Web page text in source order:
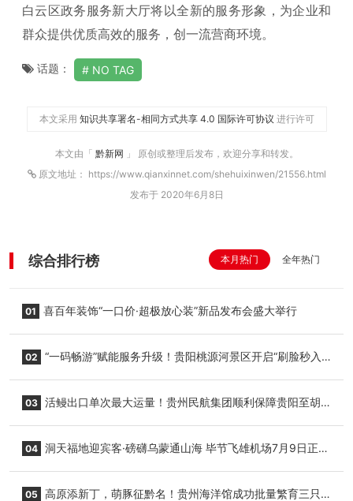
白云区政务服务新大厅将以全新的服务形象，为企业和
群众提供优质高效的服务，创一流营商环境。
话题： NO TAG
本文采用 知识共享署名-相同方式共享 4.0 国际许可协议 进行许可
本文由「 黔新网 」 原创或整理后发布，欢迎分享和转发。
原文地址： https://www.qianxinnet.com/shehuixinwen/21556.html
发布于 2020年6月8日
综合排行榜 本月热门 全年热门
01 喜百年装饰“一口价·超极放心装”新品发布会盛大举行
02 “一码畅游”赋能服务升级！贵阳桃源河景区开启“刷脸秒入
03 活鳗出口单次最大运量！贵州民航集团顺利保障贵阳至胡
04 洞天福地迎宾客·磅礴乌蒙通山海 毕节飞雄机场7月9日正式
05 高原添新丁，萌豚征黔名！贵州海洋馆成功批量繁育三只